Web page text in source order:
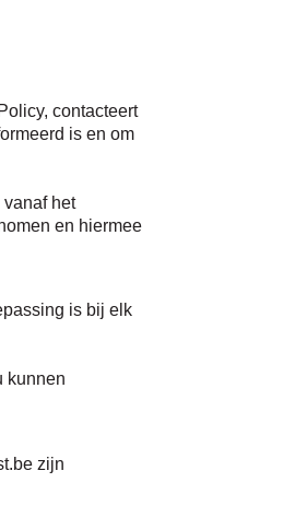
contacteert
is en om
het
en hiermee
is bij elk
kunnen
zijn